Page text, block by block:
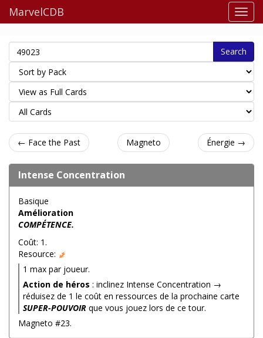
MarvelCDB
Search
← Face the Past Magneto Énergie →
Intense Concentration
Basique
Amélioration
COMPÉTENCE.
Coût: 1.
Resource:
1 max par joueur.
Action de héros : inclinez Intense Concentration →
réduisez de 1 le coût en ressources de la prochaine carte
SUPER-POUVOIR que vous jouez lors de ce tour.
Magneto #23.